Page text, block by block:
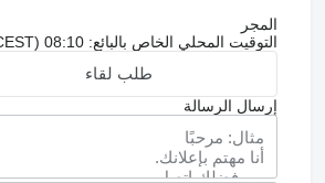
المجر
التوقيت المحلي الخاص بالبائع: 08:10 (CEST)
طلب لقاء
إرسال الرسالة